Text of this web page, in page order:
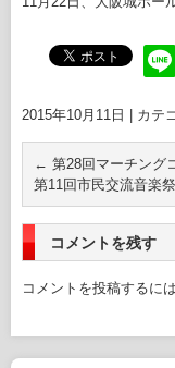
2015年10月11日 カテ
← 第28回マーチング
第11回市民交流音楽
コメントを残す
コメントを投稿するには